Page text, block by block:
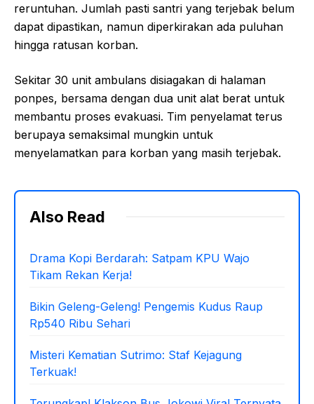
reruntuhan. Jumlah pasti santri yang terjebak belum
dapat dipastikan, namun diperkirakan ada puluhan
hingga ratusan korban.
Sekitar 30 unit ambulans disiagakan di halaman
ponpes, bersama dengan dua unit alat berat untuk
membantu proses evakuasi. Tim penyelamat terus
berupaya semaksimal mungkin untuk
menyelamatkan para korban yang masih terjebak.
Also Read
Drama Kopi Berdarah: Satpam KPU Wajo
Tikam Rekan Kerja!
Bikin Geleng-Geleng! Pengemis Kudus Raup
Rp540 Ribu Sehari
Misteri Kematian Sutrimo: Staf Kejagung
Terkuak!